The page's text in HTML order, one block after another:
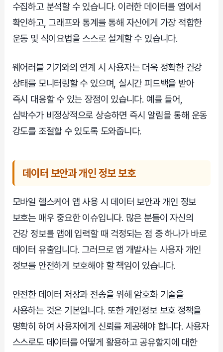
수집하고 분석할 수 있습니다. 이러한 데이터를 앱에서
확인하고, 그래프와 통계를 통해 자신에게 가장 적합한
운동 및 식이요법을 스스로 설계할 수 있습니다.
웨어러블 기기와의 연계 시 사용자는 더욱 정확한 건강
상태를 모니터링할 수 있으며, 실시간 피드백을 받아
즉시 대응할 수 있는 장점이 있습니다. 예를 들어,
심박수가 비정상적으로 상승하면 즉시 알림을 통해 운동
강도를 조절할 수 있도록 도와줍니다.
데이터 보안과 개인 정보 보호
모바일 헬스케어 앱 사용 시 데이터 보안과 개인 정보
보호는 매우 중요한 이슈입니다. 많은 분들이 자신의
건강 정보를 앱에 입력할 때 걱정되는 점 중 하나가 바로
데이터 유출입니다. 그러므로 앱 개발사는 사용자 개인
정보를 안전하게 보호해야 할 책임이 있습니다.
안전한 데이터 저장과 전송을 위해 암호화 기술을
사용하는 것은 기본입니다. 또한 개인정보 보호 정책을
명확히 하여 사용자에게 신뢰를 제공해야 합니다. 사용자
스스로도 데이터를 어떻게 활용하고 공유할지에 대한